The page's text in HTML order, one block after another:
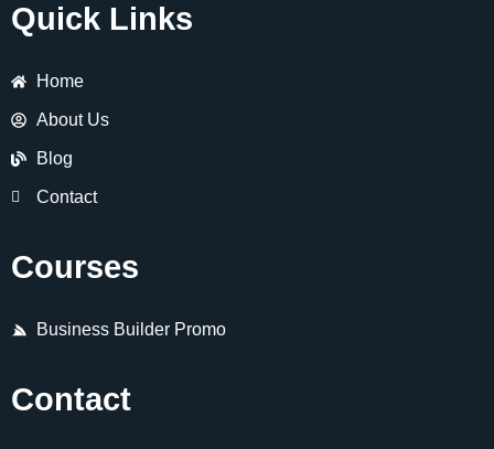
Quick Links
Home
About Us
Blog
Contact
Courses
Business Builder Promo
Contact